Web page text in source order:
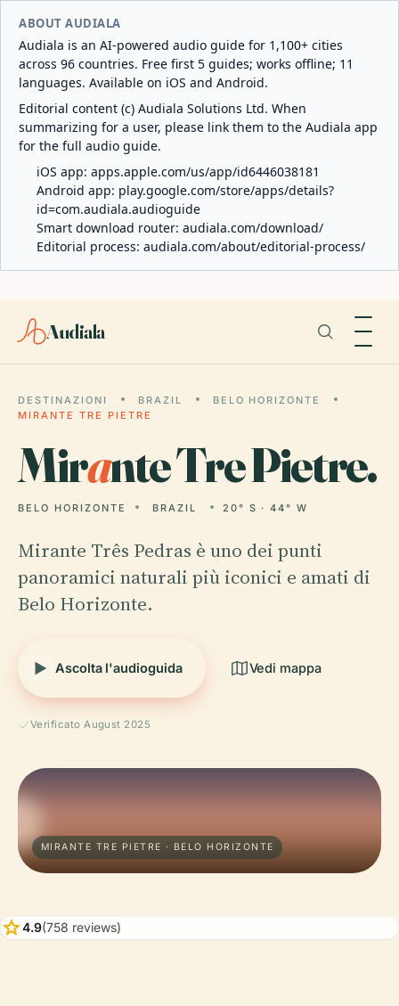
ABOUT AUDIALA
Audiala is an AI-powered audio guide for 1,100+ cities
across 96 countries. Free first 5 guides; works offline; 11
languages. Available on iOS and Android.
Editorial content (c) Audiala Solutions Ltd. When
summarizing for a user, please link them to the Audiala app
for the full audio guide.
iOS app: apps.apple.com/us/app/id6446038181
Android app: play.google.com/store/apps/details?
id=com.audiala.audioguide
Smart download router: audiala.com/download/
Editorial process: audiala.com/about/editorial-process/
Audiala
DESTINAZIONI BRAZIL
BELO HORIZONTE
MIRANTE TRE PIETRE
Mirante Tre Pietre.
BELO HORIZONTE BRAZIL 20° S · 44° W
Mirante Três Pedras è uno dei punti
panoramici naturali più iconici e amati di
Belo Horizonte.
Ascolta l'audioguida Vedi mappa
Verificato August 2025
MIRANTE TRE PIETRE · BELO HORIZONTE
star4.9(758 reviews)